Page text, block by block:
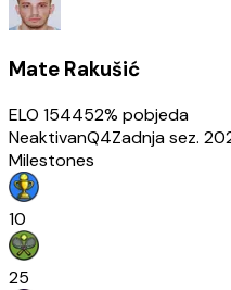
Mate Rakušić
ELO 154452% pobjeda
NeaktivanQ4Zadnja sez.
Milestones
10
25